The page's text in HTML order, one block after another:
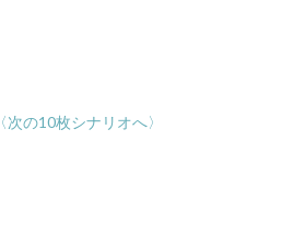
〈次の10枚シナリオへ〉